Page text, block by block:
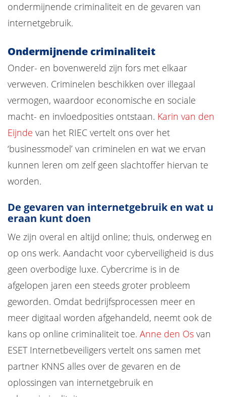
ondermijnende criminaliteit en de gevaren van
internetgebruik.
Ondermijnende criminaliteit
Onder- en bovenwereld zijn fors met elkaar
verweven. Criminelen beschikken over illegaal
vermogen, waardoor economische en sociale
macht- en invloedposities ontstaan. Karin van den
Eijnde van het RIEC vertelt ons over het
‘businessmodel’ van criminelen en wat we ervan
kunnen leren om zelf geen slachtoffer hiervan te
worden.
De gevaren van internetgebruik en wat u
eraan kunt doen
We zijn overal en altijd online; thuis, onderweg en
op ons werk. Aandacht voor cyberveiligheid is dus
geen overbodige luxe. Cybercrime is in de
afgelopen jaren een steeds groter probleem
geworden. Omdat bedrijfsprocessen meer en
meer digitaal worden afgehandeld, neemt ook de
kans op online criminaliteit toe. Anne den Os van
ESET Internetbeveiligers vertelt ons samen met
partner KNNS alles over de gevaren en de
oplossingen van internetgebruik en